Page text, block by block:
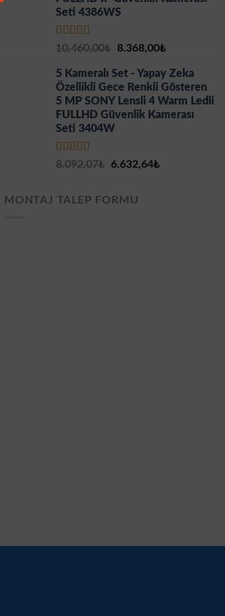
Seti 4386WS
5 üzerinden
10.460,00₺
Orijinal
10.460,00₺.
8.368,00₺Şu
fiyat:
8.368,00₺.
5 Kameralı Set - Yapay Zeka
Özellikli Gece Renkli Gösteren
5 MP SONY Lensli 4 Warm Ledli
FULLHD Güvenlik Kamerası
Seti 3404W
5 üzerinden
8.092,07₺
Orijinal
6.632,64₺Şu
MONTAJ TALEP FORMU